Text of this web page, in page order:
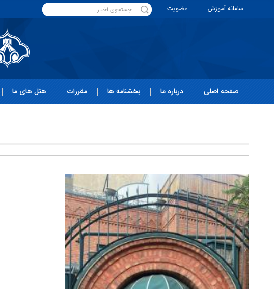
سامانه آموزش عضویت
صفحه اصلی درباره ما بخشنامه ها مقررات هتل های ما